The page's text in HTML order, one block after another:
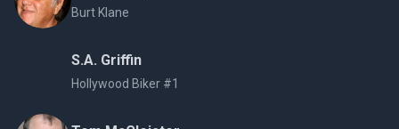
Burt Klane
S.A. Griffin
Hollywood Biker #1